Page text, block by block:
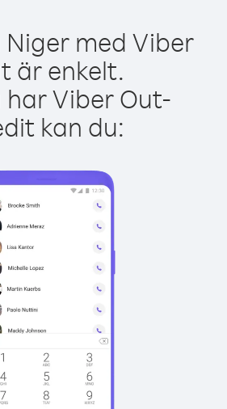
med Viber
är enkelt.
har Viber Out-
kan du: